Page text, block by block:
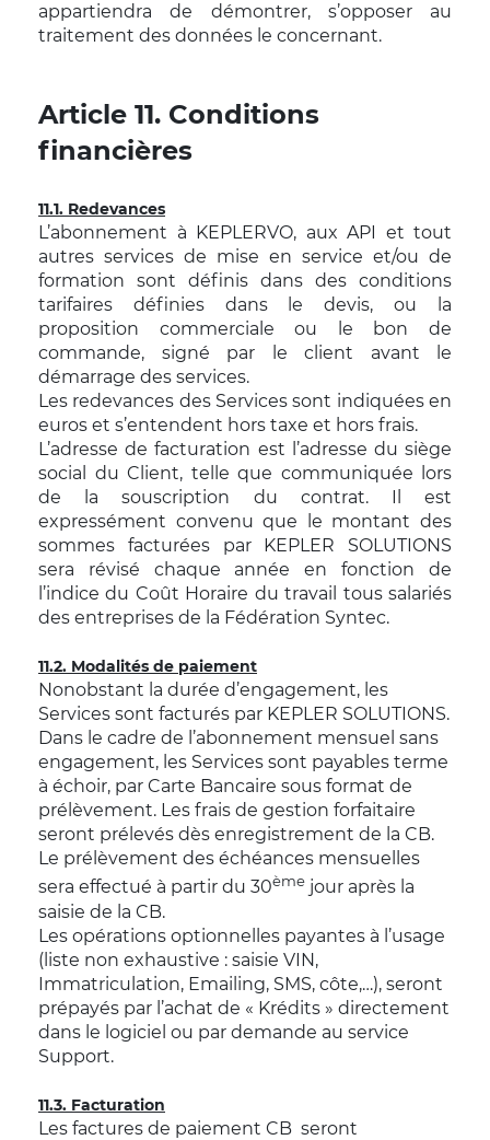
appartiendra de démontrer, s’opposer au
traitement des données le concernant.
Article 11. Conditions
financières
11.1. Redevances
L’abonnement à KEPLERVO, aux API et tout
autres services de mise en service et/ou de
formation sont définis dans des conditions
tarifaires définies dans le devis, ou la
proposition commerciale ou le bon de
commande, signé par le client avant le
démarrage des services.
Les redevances des Services sont indiquées en
euros et s’entendent hors taxe et hors frais.
L’adresse de facturation est l’adresse du siège
social du Client, telle que communiquée lors
de la souscription du contrat. Il est
expressément convenu que le montant des
sommes facturées par KEPLER SOLUTIONS
sera révisé chaque année en fonction de
l’indice du Coût Horaire du travail tous salariés
des entreprises de la Fédération Syntec.
11.2. Modalités de paiement
Nonobstant la durée d’engagement, les
Services sont facturés par KEPLER SOLUTIONS.
Dans le cadre de l’abonnement mensuel sans
engagement, les Services sont payables terme
à échoir, par Carte Bancaire sous format de
prélèvement. Les frais de gestion forfaitaire
seront prélevés dès enregistrement de la CB.
Le prélèvement des échéances mensuelles
sera effectué à partir du 30ème jour après la
saisie de la CB.
Les opérations optionnelles payantes à l’usage
(liste non exhaustive : saisie VIN,
Immatriculation, Emailing, SMS, côte,…), seront
prépayés par l’achat de « Krédits » directement
dans le logiciel ou par demande au service
Support.
11.3. Facturation
Les factures de paiement CB seront